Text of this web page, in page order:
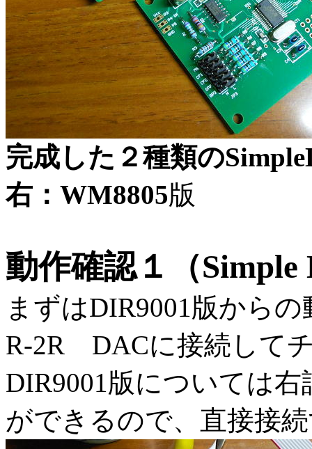
完成した２種類の
右：WM8805版
動作確認１（
まずはDIR9001版から
R-2R DACに接続して
DIR9001版については
ができるので、直接接